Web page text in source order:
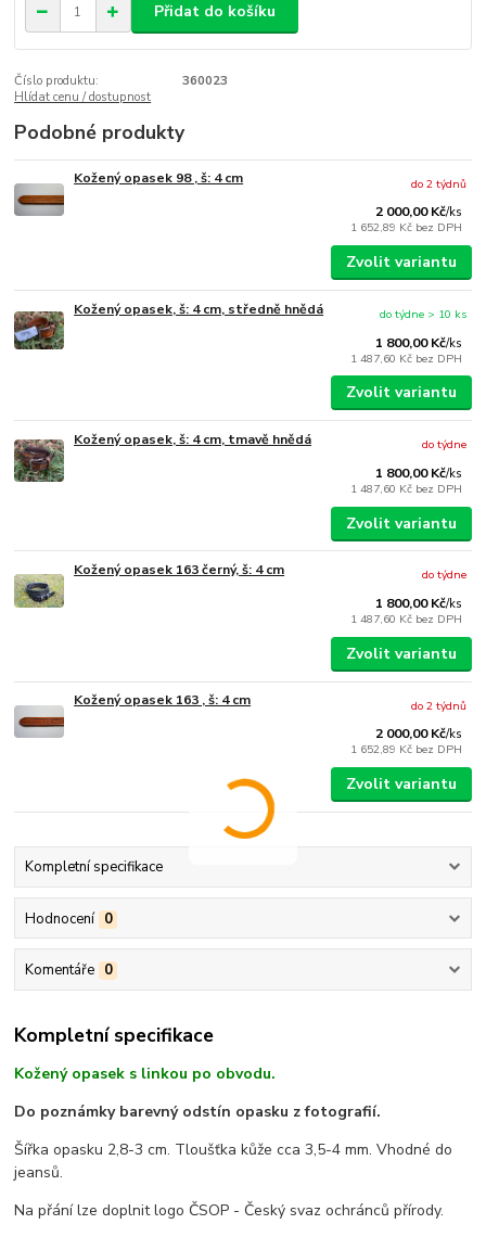
Přidat do košíku
Číslo produktu:
360023
Hlídat cenu / dostupnost
Podobné produkty
Kožený opasek 98 , š: 4 cm
2 000,00 Kč/ks
1 652,89 Kč bez DPH
do 2 týdnů
Zvolit variantu
Kožený opasek, š: 4 cm, středně hnědá
1 800,00 Kč/ks
1 487,60 Kč bez DPH
do týdne > 10 ks
Zvolit variantu
Kožený opasek, š: 4 cm, tmavě hnědá
1 800,00 Kč/ks
1 487,60 Kč bez DPH
do týdne
Zvolit variantu
Kožený opasek 163 černý, š: 4 cm
1 800,00 Kč/ks
1 487,60 Kč bez DPH
do týdne
Zvolit variantu
Kožený opasek 163 , š: 4 cm
2 000,00 Kč/ks
1 652,89 Kč bez DPH
do 2 týdnů
Zvolit variantu
Kompletní specifikace
Hodnocení 0
Komentáře 0
Kompletní specifikace
Kožený opasek s linkou po obvodu.
Do poznámky barevný odstín opasku z fotografií.
Šířka opasku 2,8-3 cm. Tloušťka kůže cca 3,5-4 mm. Vhodné do
jeansů.
Na přání lze doplnit logo ČSOP - Český svaz ochránců přírody.